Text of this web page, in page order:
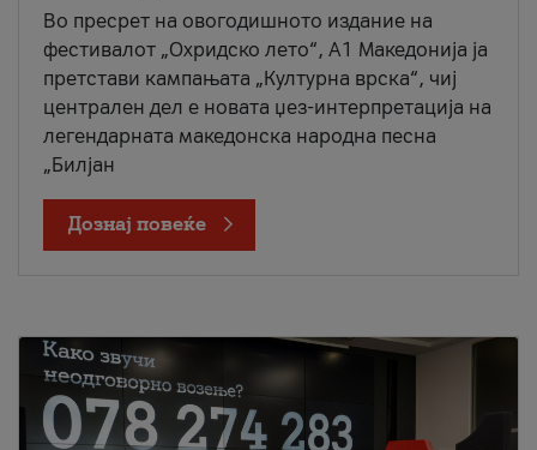
Во пресрет на овогодишното издание на
фестивалот „Охридско лето“, А1 Македонија ја
претстави кампањата „Културна врска“, чиј
централен дел е новата џез-интерпретација на
легендарната македонска народна песна
„Билјан
Дознај повеќе